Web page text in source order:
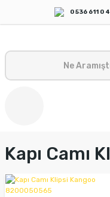
0 536 611 0
Kapı Camı